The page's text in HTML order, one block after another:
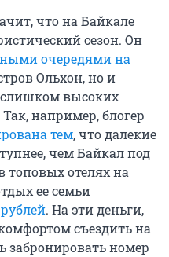
что на Байкале
сезон. Он
очередями на
Ольхон, но и
высоких
например, блогер
тем, что далекие
чем Байкал под
топовых отелях на
ее семьи
. На эти деньги,
съездить на
номер